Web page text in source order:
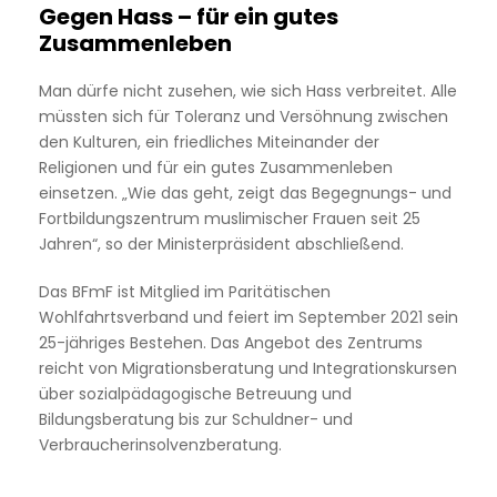
Gegen Hass – für ein gutes
Zusammenleben
Man dürfe nicht zusehen, wie sich Hass verbreitet. Alle
müssten sich für Toleranz und Versöhnung zwischen
den Kulturen, ein friedliches Miteinander der
Religionen und für ein gutes Zusammenleben
einsetzen. „Wie das geht, zeigt das Begegnungs- und
Fortbildungszentrum muslimischer Frauen seit 25
Jahren“, so der Ministerpräsident abschließend.
Das BFmF ist Mitglied im Paritätischen
Wohlfahrtsverband und feiert im September 2021 sein
25-jähriges Bestehen. Das Angebot des Zentrums
reicht von Migrationsberatung und Integrationskursen
über sozialpädagogische Betreuung und
Bildungsberatung bis zur Schuldner- und
Verbraucherinsolvenzberatung.